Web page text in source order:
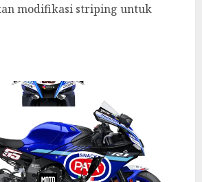
modifikasi striping untuk